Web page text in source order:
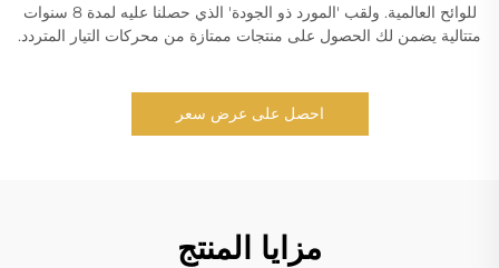
للوائح العالمية. ولقب 'المورد ذو الجودة' الذي حصلنا عليه لمدة 8 سنوات
متتالية يضمن لك الحصول على منتجات ممتازة من محركات التيار المتردد.
احصل على عرض سعر
مزايا المنتج